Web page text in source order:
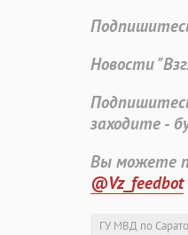
Новости
заходите -
Вы можете
@Vz_feedbot
ГУ МВД по